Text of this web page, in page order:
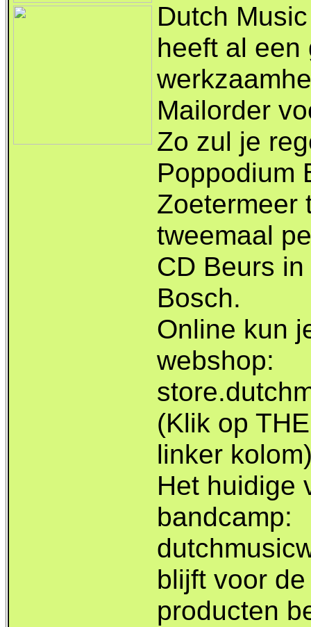
Dutch
heeft al een
Mailorder
Zo zul je
Poppodium
Zoetermeer
tweemaal
CD Beurs
Bosch.
Online kun
webshop:
(Klik op
linker
Het huidige
bandcamp:
blijft voor
producten